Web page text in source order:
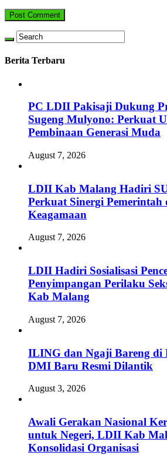
Berita Terbaru
PC LDII Pakisaji Dukung
Sugeng Mulyono: Perkuat
Pembinaan Generasi Muda
August 7, 2026
LDII Kab Malang Hadiri
Perkuat Sinergi Pemerintah
Keagamaan
August 7, 2026
LDII Hadiri Sosialisasi
Penyimpangan Perilaku
Kab Malang
August 7, 2026
ILING dan Ngaji Bareng di
DMI Baru Resmi Dilantik
August 3, 2026
Awali Gerakan Nasional
untuk Negeri, LDII Kab
Konsolidasi Organisasi